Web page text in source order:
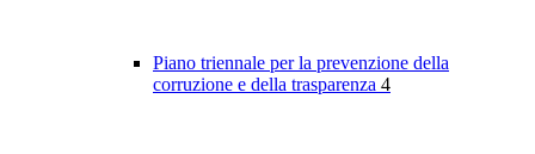
Piano triennale per la prevenzione della
corruzione e della trasparenza 4